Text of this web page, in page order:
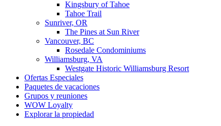
Kingsbury of Tahoe
Tahoe Trail
Sunriver, OR
The Pines at Sun River
Vancouver, BC
Rosedale Condominiums
Williamsburg, VA
Westgate Historic Williamsburg Resort
Ofertas Especiales
Paquetes de vacaciones
Grupos y reuniones
WOW Loyalty
Explorar la propiedad